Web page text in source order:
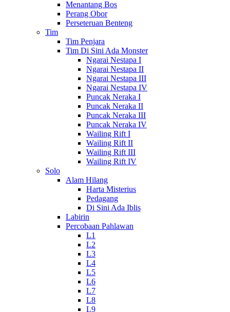
Menantang Bos
Perang Obor
Perseteruan Benteng
Tim
Tim Penjara
Tim Di Sini Ada Monster
Ngarai Nestapa I
Ngarai Nestapa II
Ngarai Nestapa III
Ngarai Nestapa IV
Puncak Neraka I
Puncak Neraka II
Puncak Neraka III
Puncak Neraka IV
Wailing Rift I
Wailing Rift II
Wailing Rift III
Wailing Rift IV
Solo
Alam Hilang
Harta Misterius
Pedagang
Di Sini Ada Iblis
Labirin
Percobaan Pahlawan
L1
L2
L3
L4
L5
L6
L7
L8
L9